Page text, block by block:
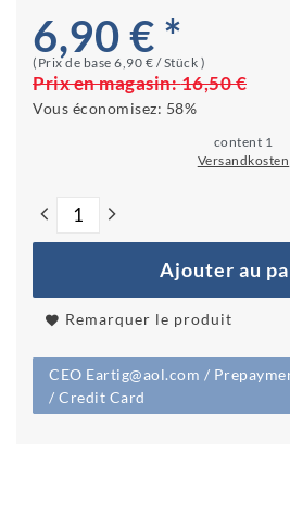
6,90 € *
(Prix ​​de base 6,90 € / Stück )
Prix en magasin:16,50 €
Vous économisez: 58%
content 1
Versandkosten
Ajouter au
Remarquer le produit
CEO Eartig@aol.com /
/ Credit Card